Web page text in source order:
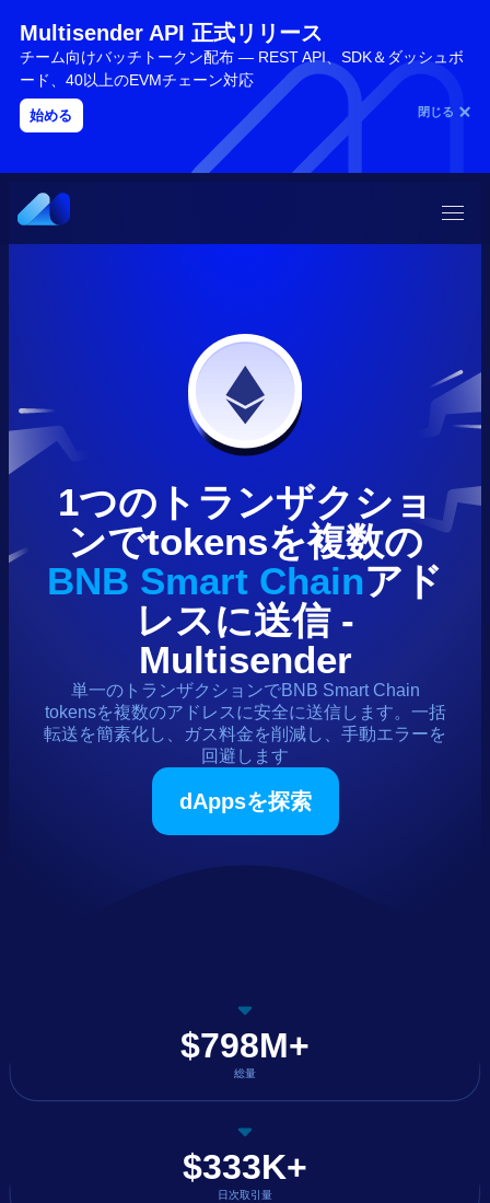
Multisender API 正式リリース
チーム向けバッチトークン配布 — REST API、SDK＆ダッシュボ
ード、40以上のEVMチェーン対応
始める 閉じる
1つのトランザクショ
ンでtokensを複数の
BNB Smart Chainアド
レスに送信 -
Multisender
単一のトランザクションでBNB Smart Chain
tokensを複数のアドレスに安全に送信します。一括
転送を簡素化し、ガス料金を削減し、手動エラーを
回避します
dAppsを探索
$798M+
総量
$333K+
日次取引量